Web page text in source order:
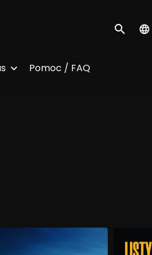
Wyszukaj
Pomoc / FAQ